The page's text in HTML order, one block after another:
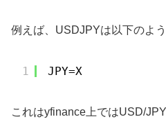
例えば、USDJPYは以下のよう
1 JPY=X
これはyfinance上ではUSD/